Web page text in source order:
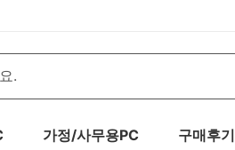
가정/사무용PC 구매후기